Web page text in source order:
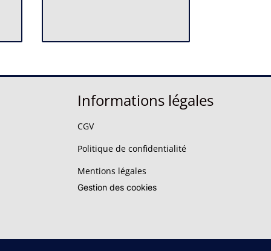
Informations légales
CGV
Politique de confidentialité
Mentions légales
Gestion des cookies